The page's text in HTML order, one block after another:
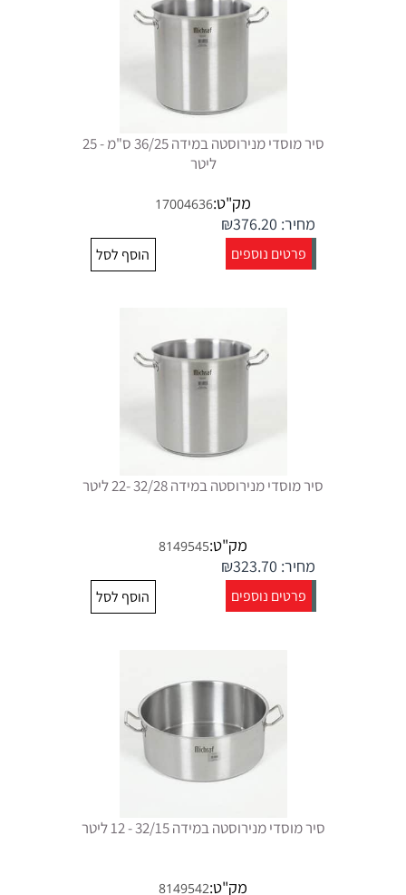
סיר מוסדי מנירוסטה במידה 36/25 ס"מ - 25
ליטר
מק"ט:17004636
מחיר: ₪376.20
פרטים נוספים הוסף לסל
סיר מוסדי מנירוסטה במידה 32/28 -22 ליטר
מק"ט:8149545
מחיר: ₪323.70
פרטים נוספים הוסף לסל
סיר מוסדי מנירוסטה במידה 32/15 - 12 ליטר
מק"ט:8149542